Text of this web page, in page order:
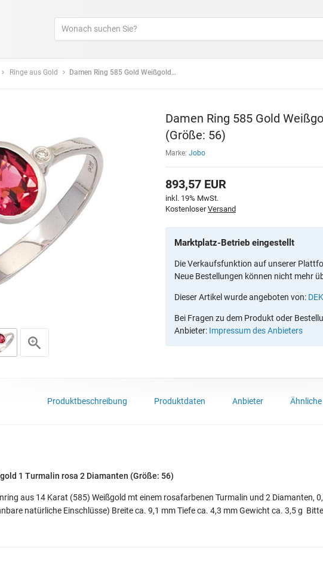
Ringe aus Gold Damen Ring 585 Gold Weißgold 1 Turmalin rosa 2 Diamanten (Größe: 56)
Damen Ring 585 Gold
(Größe: 56)
Marke: Jobo
893,57 EUR
inkl. 19% MwSt.
KostenloserVersand
Marktplatz-Betrieb eingestellt
Die Verkaufsfunktion auf unserer
Neue Bestellungen können nicht mehr
Dieser Artikel wurde angeboten von:
Bei Fragen zu dem Produkt oder
Anbieter: Impressum des Anbieters
Produktbeschreibung Produktdaten Anbieter Ähnliche
1 Turmalin rosa 2 Diamanten (Größe: 56)
aus 14 Karat (585) Weißgold mt einem rosafarbenen Turmalin und 2 Diamanten,
natürliche Einschlüsse) Breite ca. 9,1 mm Tiefe ca. 4,3 mm Gewicht ca. 3,5 g